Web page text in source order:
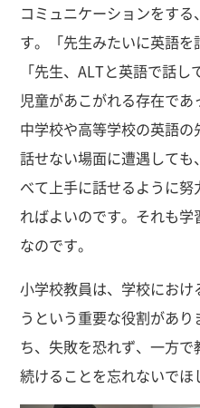
コミュニケーションをす
す。「先生みたいに英語を
「先生、ALTと英語で話
児童があこがれる存在で
中学校や高等学校の英語
話せない場面に遭遇して
べて上手に話せるように
ればよいのです。それも学
なのです。
小学校教員は、学校にお
うという重要な役割があ
ち、失敗を恐れず、一方
続けることを忘れないでほ